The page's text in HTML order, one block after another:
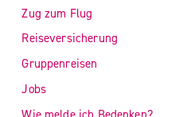
Zug zum Flug
Reiseversicherung
Gruppenreisen
Jobs